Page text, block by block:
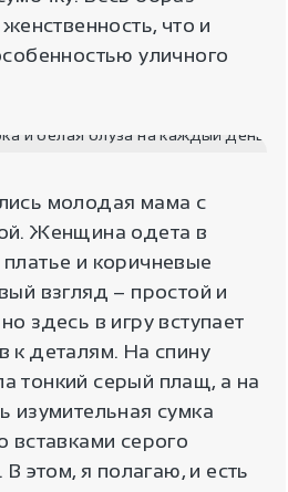
что и
уличного
молодая мама с
Женщина одета в
и коричневые
взгляд – простой и
здесь в игру вступает
к деталям. На спину
тонкий серый плащ, а на
изумительная сумка
вставками серого
В этом, я полагаю, и есть